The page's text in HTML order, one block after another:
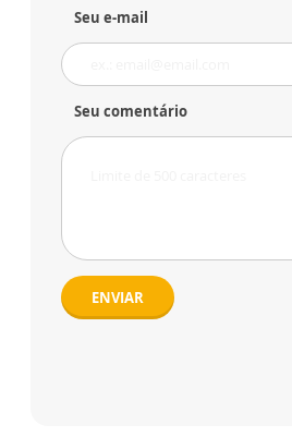
Seu e-mail
Seu comentário
ENVIAR